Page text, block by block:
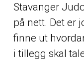
Stavanger
på nett. Det er
finne ut
i tillegg skal